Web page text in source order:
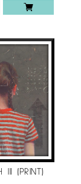
III (PRINT)